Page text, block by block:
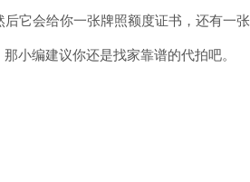
它会给你一张牌照额度证书，还有一张
小编建议你还是找家靠谱的代拍吧。